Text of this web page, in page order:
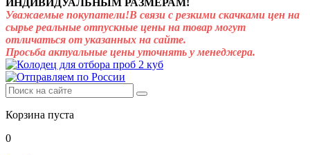
ИНДИВИДУАЛЬНЫМ РАЗМЕРАМ!
Уважаемые покупатели!В связи с резкими скачками цен на
сырье реальные отпускные цены на товар могут
отличаться от указанных на сайте.
Просьба актуальные цены уточнять у менеджера.
Корзина пуста
0